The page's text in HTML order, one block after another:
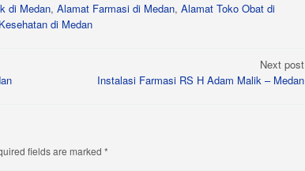
di Medan, Alamat Farmasi di Medan, Alamat Toko Obat di
di Medan
Next post
Instalasi Farmasi RS H Adam Malik – Medan
fields are marked *